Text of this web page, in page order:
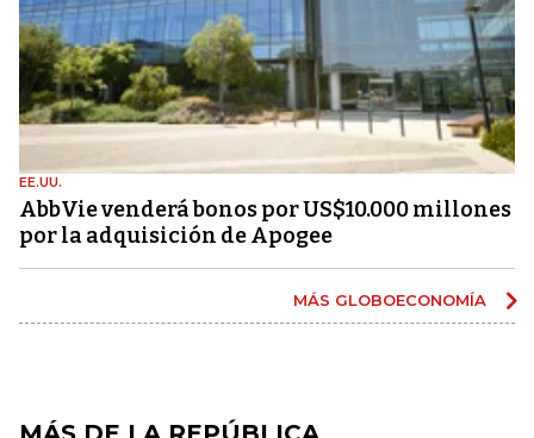
EE.UU.
AbbVie venderá bonos por US$10.000 millones
por la adquisición de Apogee
MÁS GLOBOECONOMÍA